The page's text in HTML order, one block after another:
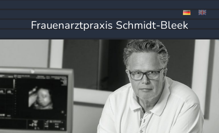
Frauenarztpraxis Schmidt-Bleek